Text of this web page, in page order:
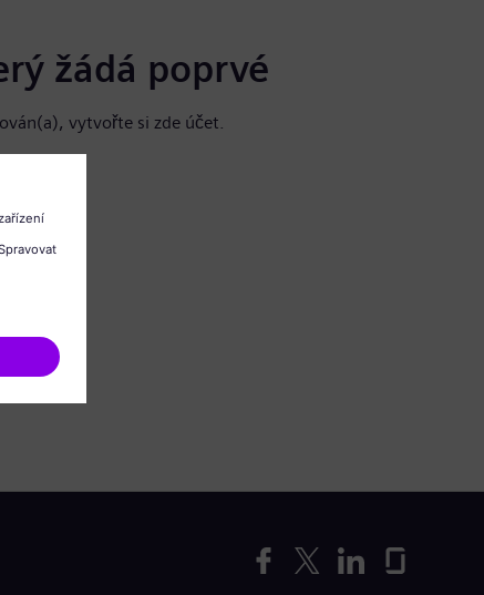
žádá poprvé
vytvořte si zde účet.